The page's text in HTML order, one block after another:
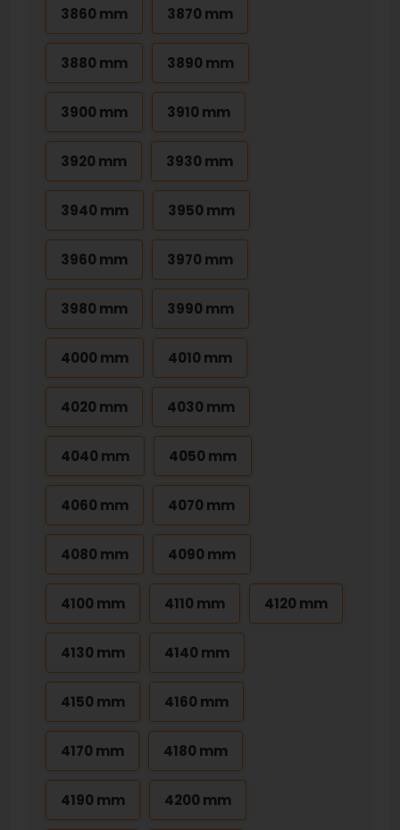
3860 mm 3870 mm
3880 mm 3890 mm
3900 mm 3910 mm
3920 mm 3930 mm
3940 mm 3950 mm
3960 mm 3970 mm
3980 mm 3990 mm
4000 mm 4010 mm
4020 mm 4030 mm
4040 mm 4050 mm
4060 mm 4070 mm
4080 mm 4090 mm
4100 mm 4110 mm 4120 mm
4130 mm 4140 mm
4150 mm 4160 mm
4170 mm 4180 mm
4190 mm 4200 mm